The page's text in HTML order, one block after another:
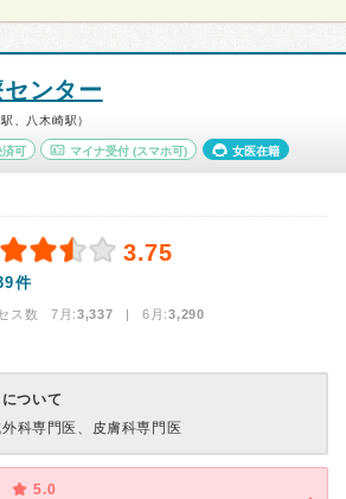
ンター
、八木崎駅）
済可 マイナ受付 (スマホ可) 女医在籍
3.75
件
ス数 7月:3,337 | 6月:3,290
ついて
科専門医、皮膚科専門医
5.0